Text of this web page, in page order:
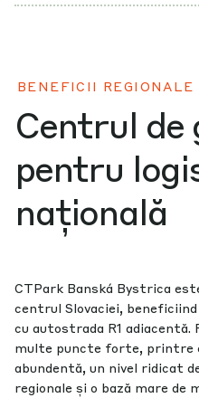
BENEFICII REGIONALE
Centrul
pentru
națională
CTPark Banská Bystrica
centrul Slovaciei,
cu autostrada R1 adiacentă.
multe puncte forte, printre
abundentă, un nivel ridicat
regionale și o bază mare